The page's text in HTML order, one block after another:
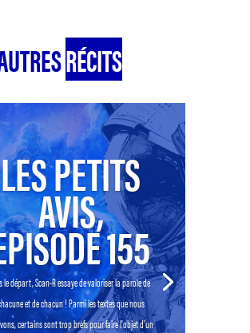
RÉCITS
LES PETITS
AVIS,
155
le départ, Scan-R essaye de valoriser la parole de
et de chacun ! Parmi les textes que nous
certains sont trop brefs pour faire l’objet d’un